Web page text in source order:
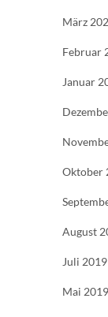
März
Februar
Januar
Oktober
August
Juli 2019
Mai 2019